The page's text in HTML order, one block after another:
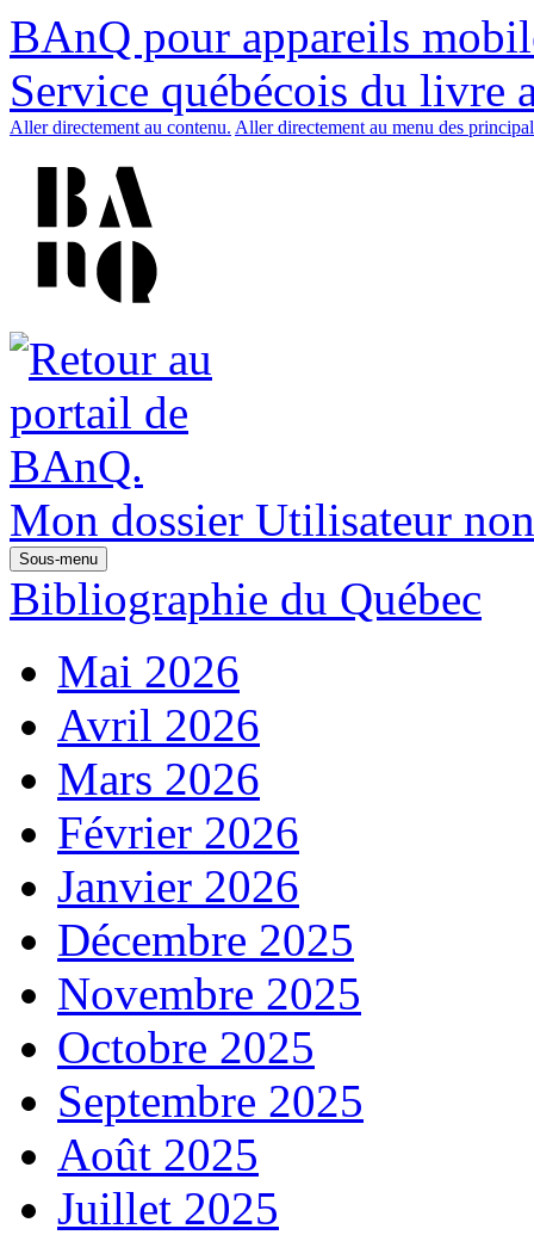
BAnQ pour appareils
Service québécois du livre
Aller directement au contenu. Aller directement au menu des
Mon dossier Utilisateur
Sous-menu
Bibliographie du Québec
Mai 2026
Avril 2026
Mars 2026
Février 2026
Janvier 2026
Décembre 2025
Novembre 2025
Octobre 2025
Septembre 2025
Août 2025
Juillet 2025